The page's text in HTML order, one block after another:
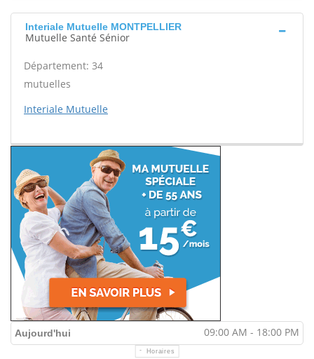
Interiale Mutuelle MONTPELLIER
Mutuelle Santé Sénior
Département: 34
mutuelles
Interiale Mutuelle
Aujourd'hui 09:00 AM - 18:00 PM
Horaires